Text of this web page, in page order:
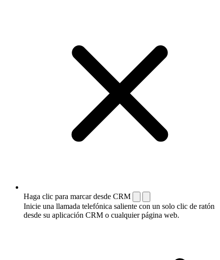
Haga clic para marcar desde CRM
Inicie una llamada telefónica saliente con un solo clic de ratón
desde su aplicación CRM o cualquier página web.